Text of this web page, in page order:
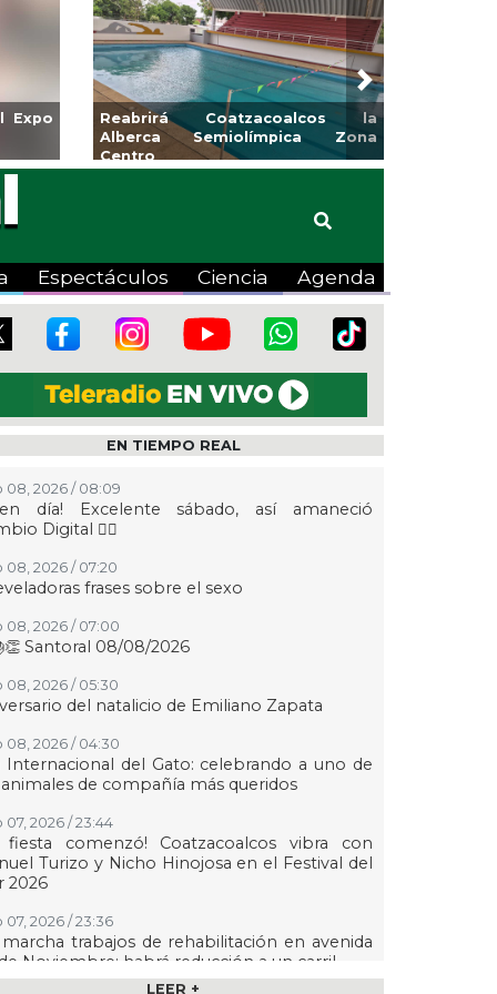
para la
Emprendedores de Xalapa
exponen en Mercadito
Bicentenario
Next
Espectáculos Ciencia Agenda
EN TIEMPO REAL
08, 2026 / 08:09
día! Excelente sábado, así amaneció
Digital 👍🏻
08, 2026 / 07:20
frases sobre el sexo
08, 2026 / 07:00
Santoral 08/08/2026
08, 2026 / 05:30
del natalicio de Emiliano Zapata
08, 2026 / 04:30
Internacional del Gato: celebrando a uno de
animales de compañía más queridos
07, 2026 / 23:44
fiesta comenzó! Coatzacoalcos vibra con
Turizo y Nicho Hinojosa en el Festival del
2026
07, 2026 / 23:36
trabajos de rehabilitación en avenida
Noviembre; habrá reducción a un carril
LEER +